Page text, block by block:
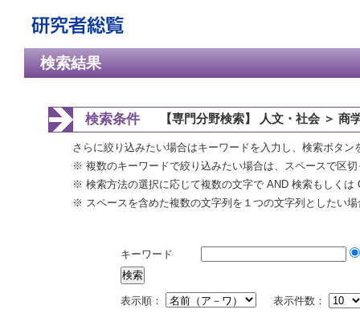
検索結果
検索条件 【専門分野検索】 人文・社会 ＞ 商
さらに絞り込みたい場合はキーワードを入力し、検索ボタ
※ 複数のキーワードで絞り込みたい場合は、スペースで区
※ 検索方法の選択に応じて複数の文字で AND 検索もしくは
※ スペースを含めた複数の文字列を１つの文字列としたい
キーワード
表示順： 表示件数：